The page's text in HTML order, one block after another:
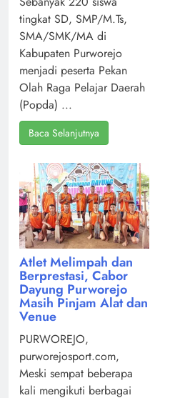
tingkat SD, SMP/M.Ts,
SMA/SMK/MA di
Kabupaten Purworejo
menjadi peserta Pekan
Olah Raga Pelajar Daerah
(Popda) ...
Baca Selanjutnya
Atlet Melimpah dan
Berprestasi, Cabor
Dayung Purworejo
Masih Pinjam Alat dan
Venue
PURWOREJO,
purworejosport.com,
Meski sempat beberapa
kali mengikuti berbagai